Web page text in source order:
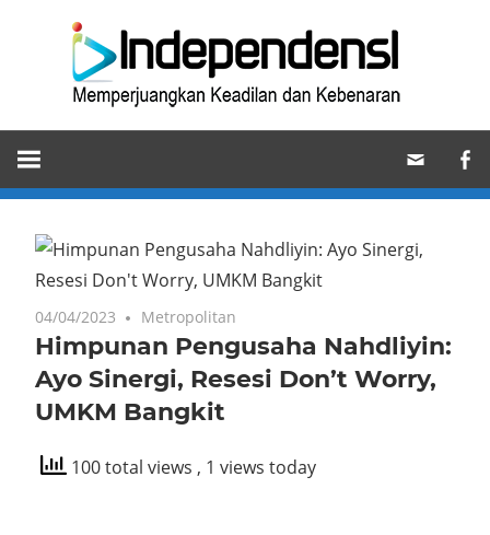
Memperjuangkan
Keadilan
dan
Kebenaran
04/04/2023 Metropolitan
Himpunan Pengusaha Nahdliyin:
Ayo Sinergi, Resesi Don’t Worry,
UMKM Bangkit
100 total views , 1 views today